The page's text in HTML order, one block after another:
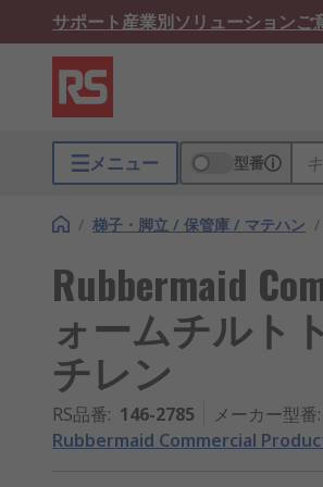
サポート産業別ソリューションご
メニュー 型番
/ 梯子・脚立 / 保管庫 / マテハン /
Rubbermaid
ォームチルト
チレン
RS品番: 146-2785 メーカー型番:
Rubbermaid Commercial